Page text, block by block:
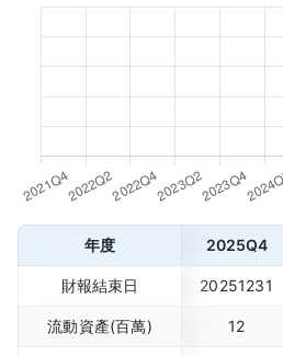
年度 2025Q4
財報結束日 20251231
流動資產(百萬) 12